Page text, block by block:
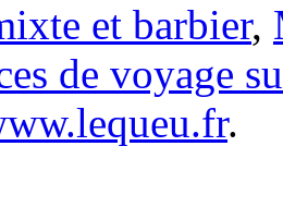
et barbier,
de voyage
.